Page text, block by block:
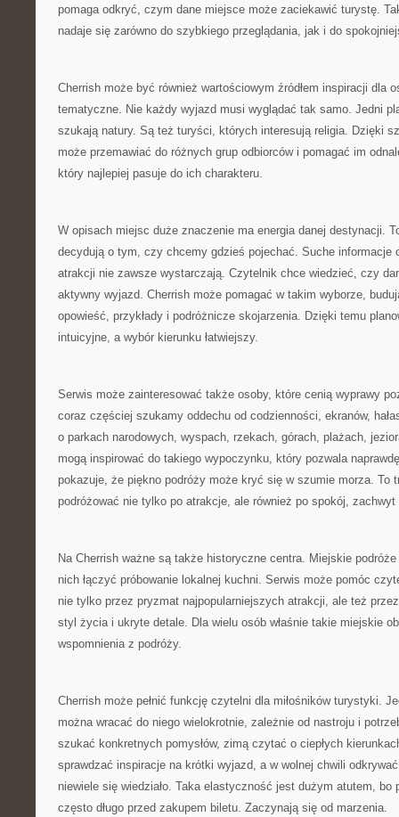
pomaga odkryć, czym dane miejsce może zaciekawić turystę.
nadaje się zarówno do szybkiego przeglądania, jak i do
Cherrish może być również wartościowym źródłem inspiracji dla
tematyczne. Nie każdy wyjazd musi wyglądać tak samo. Jedni
szukają natury. Są też turyści, których interesują religia. Dzięki
może przemawiać do różnych grup odbiorców i pomagać im
który najlepiej pasuje do ich charakteru.
W opisach miejsc duże znaczenie ma energia danej destynacji.
decydują o tym, czy chcemy gdzieś pojechać. Suche informacje
atrakcji nie zawsze wystarczają. Czytelnik chce wiedzieć, czy
aktywny wyjazd. Cherrish może pomagać w takim wyborze,
opowieść, przykłady i podróżnicze skojarzenia. Dzięki temu
intuicyjne, a wybór kierunku łatwiejszy.
Serwis może zainteresować także osoby, które cenią wyprawy
coraz częściej szukamy oddechu od codzienności, ekranów,
o parkach narodowych, wyspach, rzekach, górach, plażach,
mogą inspirować do takiego wypoczynku, który pozwala
pokazuje, że piękno podróży może kryć się w szumie morza. To
podróżować nie tylko po atrakcje, ale również po spokój,
Na Cherrish ważne są także historyczne centra. Miejskie
nich łączyć próbowanie lokalnej kuchni. Serwis może pomóc
nie tylko przez pryzmat najpopularniejszych atrakcji, ale też
styl życia i ukryte detale. Dla wielu osób właśnie takie miejskie
wspomnienia z podróży.
Cherrish może pełnić funkcję czytelni dla miłośników turystyki.
można wracać do niego wielokrotnie, zależnie od nastroju i
szukać konkretnych pomysłów, zimą czytać o ciepłych
sprawdzać inspiracje na krótki wyjazd, a w wolnej chwili
niewiele się wiedziało. Taka elastyczność jest dużym atutem, bo
często długo przed zakupem biletu. Zaczynają się od marzenia.